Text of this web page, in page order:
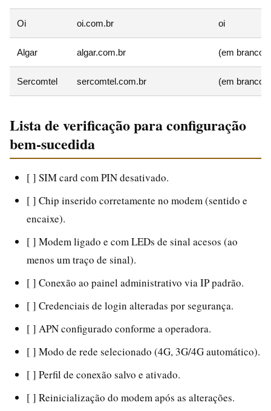
Oi oi.com.br oi
Algar algar.com.br (em branco)
Sercomtel sercomtel.com.br (em branco)
Lista de verificação para configuração
bem-sucedida
[ ] SIM card com PIN desativado.
[ ] Chip inserido corretamente no modem (sentido e
encaixe).
[ ] Modem ligado e com LEDs de sinal acesos (ao
menos um traço de sinal).
[ ] Conexão ao painel administrativo via IP padrão.
[ ] Credenciais de login alteradas por segurança.
[ ] APN configurado conforme a operadora.
[ ] Modo de rede selecionado (4G, 3G/4G automático).
[ ] Perfil de conexão salvo e ativado.
[ ] Reinicialização do modem após as alterações.